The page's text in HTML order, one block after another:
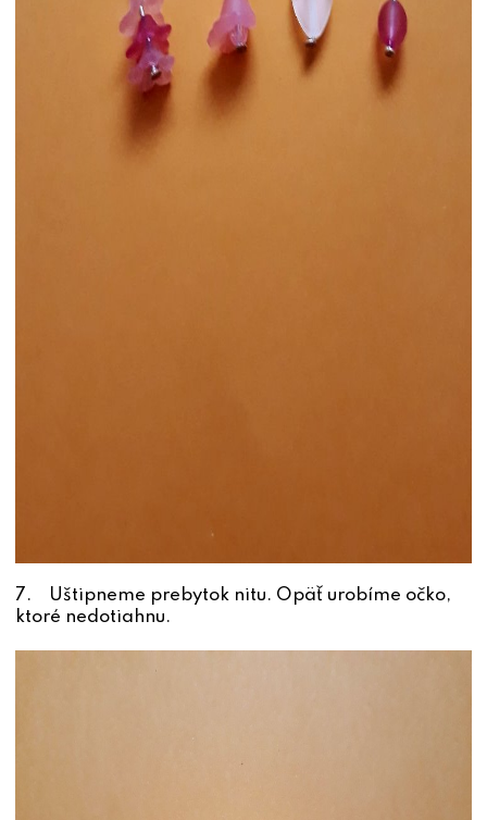
7. Uštipneme prebytok nitu. Opäť urobíme očko,
ktoré nedotiahnu.